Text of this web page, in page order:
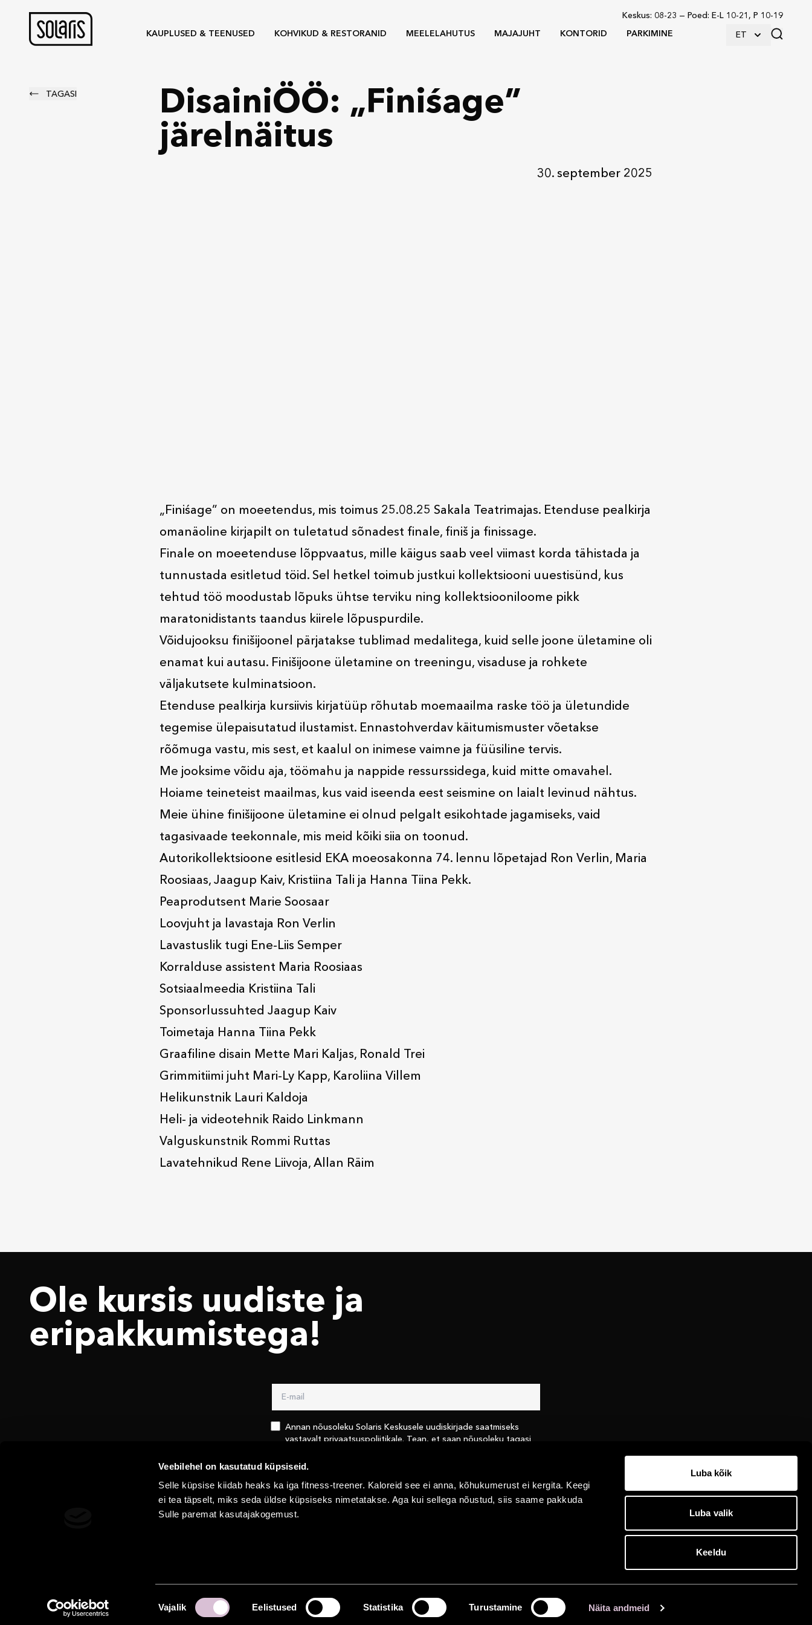
Veebilehel on kasutatud küpsiseid.
Selle küpsise kiidab heaks ka iga fitness-treener. Kaloreid see ei anna, kõhukumerust ei kergita. Keegi
ei tea täpselt, miks seda üldse küpsiseks nimetatakse. Aga kui sellega nõustud, siis saame pakkuda
Sulle paremat kasutajakogemust.
Nõusoleku
valik
Vajalik Eelistused Statistika Turustamine Näita andmeid
Luba kõik
Luba valik
Keeldu
Keskus: 08-23 — Poed: E-L 10-21, P 10-19
KAUPLUSED & TEENUSED KOHVIKUD & RESTORANID MEELELAHUTUS MAJAJUHT KONTORID PARKIMINE ET
TAGASI
DisainiÖÖ: „Finiśage”
järelnäitus
30. september 2025
„Finiśage” on moeetendus, mis toimus 25.08.25 Sakala Teatrimajas. Etenduse pealkirja
omanäoline kirjapilt on tuletatud sõnadest finale, finiš ja finissage.
Finale on moeetenduse lõppvaatus, mille käigus saab veel viimast korda tähistada ja
tunnustada esitletud töid. Sel hetkel toimub justkui kollektsiooni uuestisünd, kus
tehtud töö moodustab lõpuks ühtse terviku ning kollektsiooniloome pikk
maratonidistants taandus kiirele lõpuspurdile.
Võidujooksu finišijoonel pärjatakse tublimad medalitega, kuid selle joone ületamine oli
enamat kui autasu. Finišijoone ületamine on treeningu, visaduse ja rohkete
väljakutsete kulminatsioon.
Etenduse pealkirja kursiivis kirjatüüp rõhutab moemaailma raske töö ja ületundide
tegemise ülepaisutatud ilustamist. Ennastohverdav käitumismuster võetakse
rõõmuga vastu, mis sest, et kaalul on inimese vaimne ja füüsiline tervis.
Me jooksime võidu aja, töömahu ja nappide ressurssidega, kuid mitte omavahel.
Hoiame teineteist maailmas, kus vaid iseenda eest seismine on laialt levinud nähtus.
Meie ühine finišijoone ületamine ei olnud pelgalt esikohtade jagamiseks, vaid
tagasivaade teekonnale, mis meid kõiki siia on toonud.
Autorikollektsioone esitlesid EKA moeosakonna 74. lennu lõpetajad Ron Verlin, Maria
Roosiaas, Jaagup Kaiv, Kristiina Tali ja Hanna Tiina Pekk.
Peaprodutsent Marie Soosaar
Loovjuht ja lavastaja Ron Verlin
Lavastuslik tugi Ene-Liis Semper
Korralduse assistent Maria Roosiaas
Sotsiaalmeedia Kristiina Tali
Sponsorlussuhted Jaagup Kaiv
Toimetaja Hanna Tiina Pekk
Graafiline disain Mette Mari Kaljas, Ronald Trei
Grimmitiimi juht Mari-Ly Kapp, Karoliina Villem
Helikunstnik Lauri Kaldoja
Heli- ja videotehnik Raido Linkmann
Valguskunstnik Rommi Ruttas
Lavatehnikud Rene Liivoja, Allan Räim
Ole kursis uudiste ja
eri­pakkumistega!
Annan nõusoleku Solaris Keskusele uudiskirjade saatmiseks
vastavalt privaatsuspoliitikale. Tean, et saan nõusoleku tagasi
keskusega ühendust
Saada
MEESKOND KONTAKT ÄRIKLIENDILE ÜÜRNIKULE PRIVAATSUS­POLIITIKA Estonia puiestee 9, 10143 Tallinn